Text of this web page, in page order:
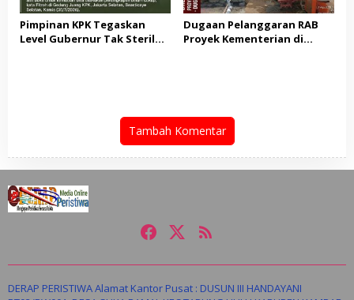
Pimpinan KPK Tegaskan
Level Gubernur Tak Steril
Dugaan Pelanggaran RAB
Proyek Kementerian di
Tambah Komentar
DERAP PERISTIWA Alamat Kantor Pusat : DUSUN III HANDAYANI